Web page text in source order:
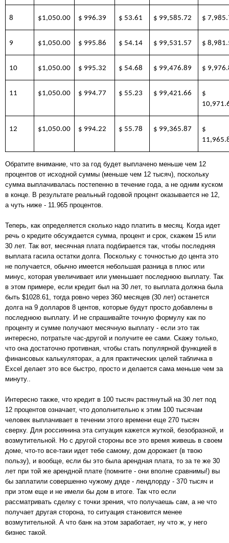
8 $1,050.00 $ 996.39 $ 53.61 $ 99,585.72 $
9 $1,050.00 $ 995.86 $ 54.14 $ 99,531.57 $
10 $1,050.00 $ 995.32 $ 54.68 $ 99,476.89 $
11 $1,050.00 $ 994.77 $ 55.23 $ 99,421.66
$
12 $1,050.00 $ 994.22 $ 55.78 $ 99,365.87
$
Обратите внимание, что за год будет выплачено меньше чем 12
процентов от исходной суммы (меньше чем 12 тысяч), поскольку
сумма выплачивалась постепенно в течение года, а не одним куском
в конце. В результате реальный годовой процент оказывается не 12,
а чуть ниже - 11.965 процентов.
Теперь, как определяется сколько надо платить в месяц. Когда идет
речь о кредите обсуждается сумма, процент и срок, скажем 15 или
30 лет. Так вот, месячная плата подбирается так, чтобы последняя
выплата гасила остатки долга. Поскольку с точностью до цента это
не получается, обычно имеется небольшая разница в плюс или
минус, которая увеличивает или уменьшает последнюю выплату. Так
в этом примере, если кредит был на 30 лет, то выплата должна была
быть $1028.61, тогда ровно через 360 месяцев (30 лет) останется
долга на 9 долларов 8 центов, которые будут просто добавлены в
последнюю выплату. И не спрашивайте точную формулу как по
проценту и сумме получают месячную выплату - если это так
интересно, потратьте час-другой и получите ее сами. Скажу только,
что она достаточно противная, чтобы стать популярной функцией в
финансовых калькуляторах, а для практических целей табличка в
Excel делает это все быстро, просто и делается сама меньше чем за
минуту..
Интересно также, что кредит в 100 тысяч растянутый на 30 лет под
12 процентов означает, что дополнительно к этим 100 тысячам
человек выплачивает в течении этого времени еще 270 тысяч
сверху. Для россиянина эта ситуация кажется жуткой, безобразной, и
возмутительной. Но с другой стороны все это время живешь в своем
доме, что-то все-таки идет тебе самому, дом дорожает (в твою
пользу), и вообще, если бы это была арендная плата, то за те же 30
лет при той же арендной плате (помните - они вполне сравнимы!) вы
бы заплатили совершенно чужому дяде - лендлорду - 370 тысяч и
при этом еще и не имели бы дом в итоге. Так что если
рассматривать сделку с точки зрения, что получаешь сам, а не что
получает другая сторона, то ситуация становится менее
возмутительной. А что банк на этом заработает, ну что ж, у него
бизнес такой.